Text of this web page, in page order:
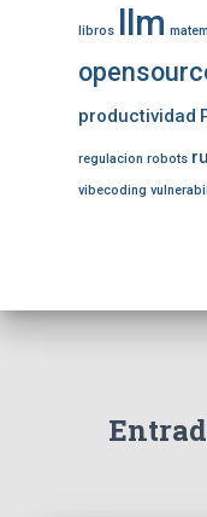
libros llm
productividad
regulacion robots
vibecoding